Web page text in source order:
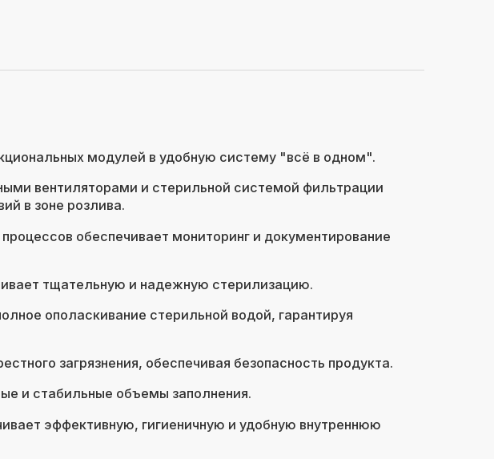
модулей в удобную систему "всё в одном".
вентиляторами и стерильной системой фильтрации
в зоне розлива.
обеспечивает мониторинг и документирование
тщательную и надежную стерилизацию.
ополаскивание стерильной водой, гарантируя
загрязнения, обеспечивая безопасность продукта.
и стабильные объемы заполнения.
эффективную, гигиеничную и удобную внутреннюю